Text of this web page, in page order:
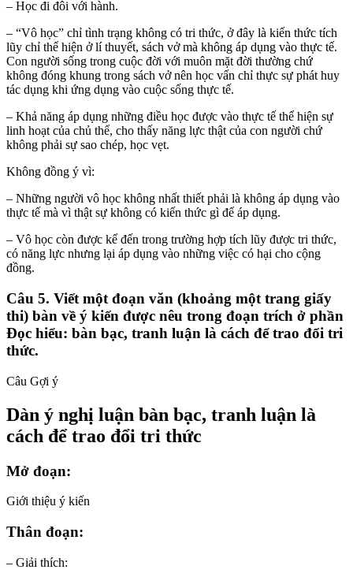
– Học đi đôi với hành.
– “Vô học” chỉ tình trạng không có tri thức, ở đây là kiến thức tích
lũy chỉ thể hiện ở lí thuyết, sách vở mà không áp dụng vào thực tế.
Con người sống trong cuộc đời với muôn mặt đời thường chứ
không đóng khung trong sách vở nên học vấn chỉ thực sự phát huy
tác dụng khi ứng dụng vào cuộc sống thực tế.
– Khả năng áp dụng những điều học được vào thực tế thể hiện sự
linh hoạt của chủ thể, cho thấy năng lực thật của con người chứ
không phải sự sao chép, học vẹt.
Không đồng ý vì:
– Những người vô học không nhất thiết phải là không áp dụng vào
thực tế mà vì thật sự không có kiến thức gì để áp dụng.
– Vô học còn được kể đến trong trường hợp tích lũy được tri thức,
có năng lực nhưng lại áp dụng vào những việc có hại cho cộng
đồng.
Câu 5. Viết một đoạn văn (khoảng một trang giấy
thi) bàn về ý kiến được nêu trong đoạn trích ở phần
Đọc hiểu: bàn bạc, tranh luận là cách để trao đổi tri
thức.
Câu Gợi ý
Dàn ý nghị luận bàn bạc, tranh luận là
cách để trao đổi tri thức
Mở đoạn:
Giới thiệu ý kiến
Thân đoạn:
– Giải thích: